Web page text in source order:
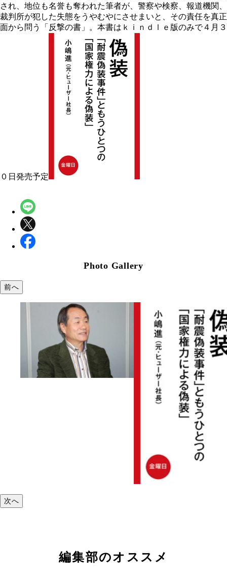
され、地位も名誉も奪われた筆者が、警察や検察、報道機関、
裁判所が犯した失態をうやむやにさせまいと、その責任を真正
面から問う「反撃の書」。本書はｋｉｎｄｌｅ版のみで４月３
０日発売予定
Photo Gallery
前へ
次へ
編集部のオススメ